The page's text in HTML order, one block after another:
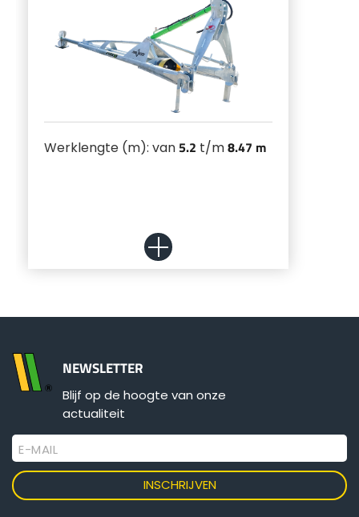
Български
Eesti keel
Slovenija
Česká republika
Svenska
Werklengte (m): van 5.2 t/m8.47 m
Meer weten
Configurator
NEWSLETTER
Blijf op de hoogte van onze
actualiteit
E-MAIL